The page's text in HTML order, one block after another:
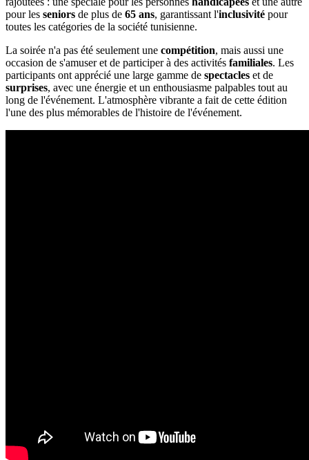
pour les seniors de plus de 65 ans, garantissant l'inclusivité pour
toutes les catégories de la société tunisienne.
La soirée n'a pas été seulement une compétition, mais aussi une
occasion de s'amuser et de participer à des activités familiales. Les
participants ont apprécié une large gamme de spectacles et de
surprises, avec une énergie et un enthousiasme palpables tout au
long de l'événement. L'atmosphère vibrante a fait de cette édition
l'une des plus mémorables de l'histoire de l'événement.